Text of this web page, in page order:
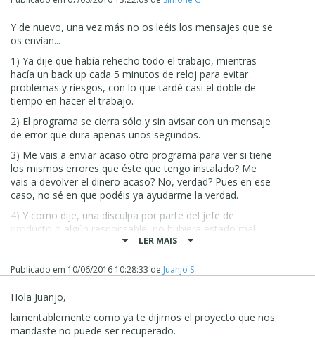
Y de nuevo, una vez más no os leéis los mensajes que se
os envían...
1) Ya dije que había rehecho todo el trabajo, mientras
hacía un back up cada 5 minutos de reloj para evitar
problemas y riesgos, con lo que tardé casi el doble de
tiempo en hacer el trabajo.
2) El programa se cierra sólo y sin avisar con un mensaje
de error que dura apenas unos segundos.
3) Me vais a enviar acaso otro programa para ver si tiene
los mismos errores que éste que tengo instalado? Me
vais a devolver el dinero acaso? No, verdad? Pues en ese
caso, no sé en que podéis ya ayudarme la verdad.
4) Y como dije, una disculpa por parte del jefe de
producto o algún responsable, no hubiera estado mal,
pero si no sois capaces de solucionar problemas, es
vender un producto que da tantos fallos y cuyo servicio
5) Espero y confío en no depender nunca más de
vosotros porque tanto el programa como el servicio de
atención a lo largo de estos años ha dido una desilusión
LER MAIS
Publicado em 10/06/2016 10:28:33 de Juanjo S.
Hola Juanjo,
lamentablemente como ya te dijimos el proyecto que nos
mandaste no puede ser recuperado.